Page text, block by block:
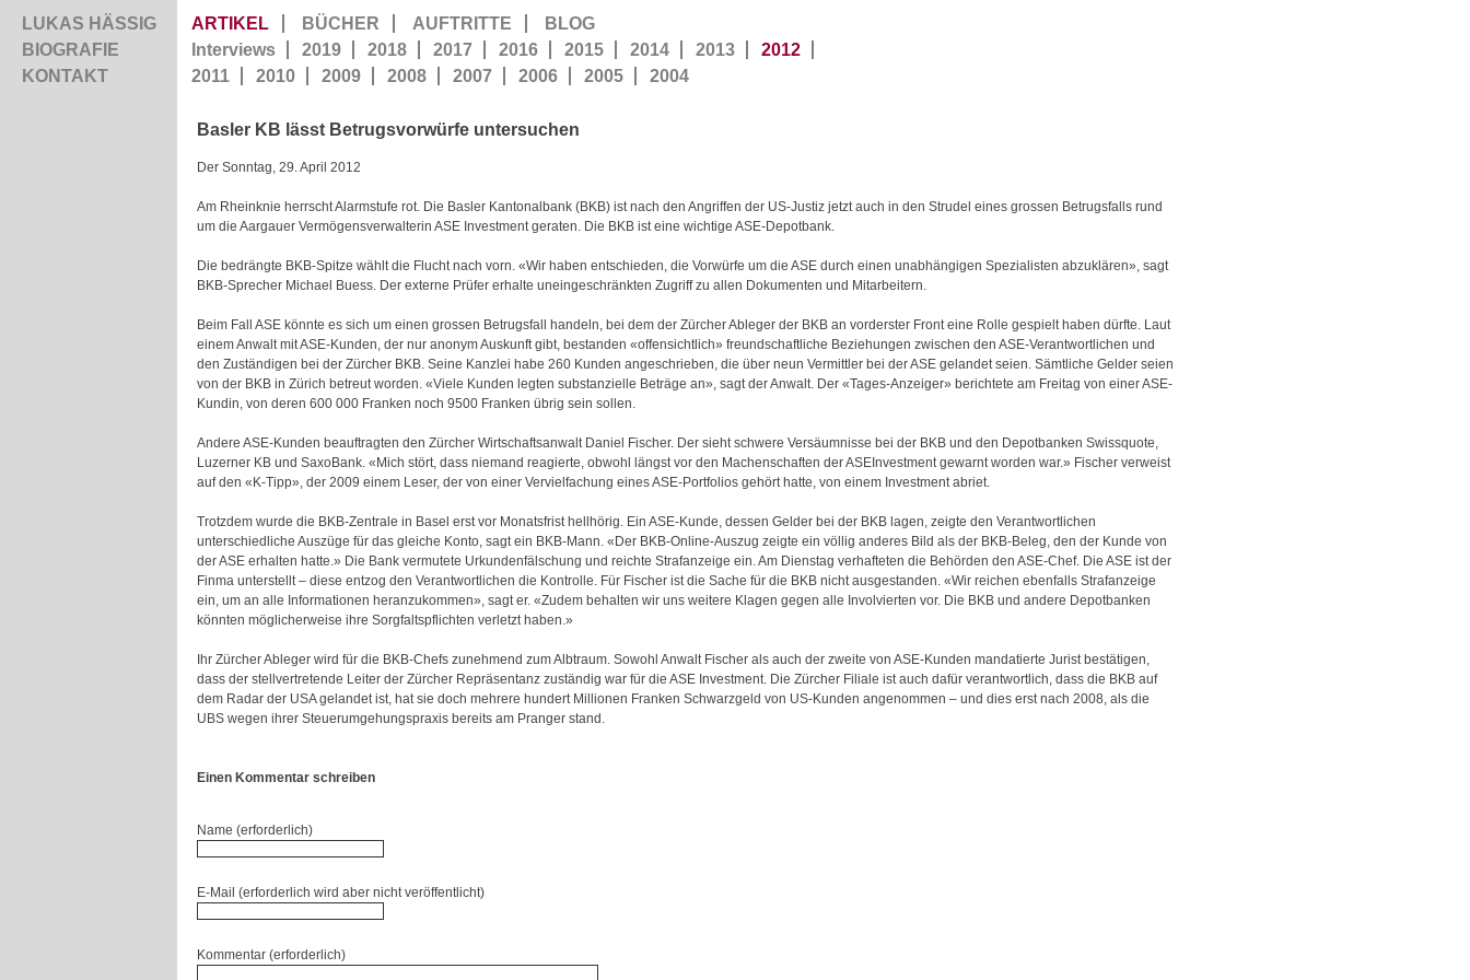
LUKAS HÄSSIG
BIOGRAFIE
KONTAKT
ARTIKEL BÜCHER AUFTRITTE
BLOG
Interviews
2019 2018 2017 2016 2015 2014 2013
2012
2011
2010 2009 2008 2007 2006 2005 2004
Basler KB lässt Betrugsvorwürfe untersuchen
Der Sonntag, 29. April 2012
Am Rheinknie herrscht Alarmstufe rot. Die Basler Kantonalbank (BKB) ist nach den Angriffen der US-Justiz jetzt auch in den Strudel eines grossen Betrugsfalls rund
um die Aargauer Vermögensverwalterin ASE Investment geraten. Die BKB ist eine wichtige ASE-Depotbank.
Die bedrängte BKB-Spitze wählt die Flucht nach vorn. «Wir haben entschieden, die Vorwürfe um die ASE durch einen unabhängigen Spezialisten abzuklären», sagt
BKB-Sprecher Michael Buess. Der externe Prüfer erhalte uneingeschränkten Zugriff zu allen Dokumenten und Mitarbeitern.
Beim Fall ASE könnte es sich um einen grossen Betrugsfall handeln, bei dem der Zürcher Ableger der BKB an vorderster Front eine Rolle gespielt haben dürfte. Laut
einem Anwalt mit ASE-Kunden, der nur anonym Auskunft gibt, bestanden «offensichtlich» freundschaftliche Beziehungen zwischen den ASE-Verantwortlichen und
den Zuständigen bei der Zürcher BKB. Seine Kanzlei habe 260 Kunden angeschrieben, die über neun Vermittler bei der ASE gelandet seien. Sämtliche Gelder seien
von der BKB in Zürich betreut worden. «Viele Kunden legten substanzielle Beträge an», sagt der Anwalt. Der «Tages-Anzeiger» berichtete am Freitag von einer ASE-
Kundin, von deren 600 000 Franken noch 9500 Franken übrig sein sollen.
Andere ASE-Kunden beauftragten den Zürcher Wirtschaftsanwalt Daniel Fischer. Der sieht schwere Versäumnisse bei der BKB und den Depotbanken Swissquote,
Luzerner KB und SaxoBank. «Mich stört, dass niemand reagierte, obwohl längst vor den Machenschaften der ASEInvestment gewarnt worden war.» Fischer verweist
auf den «K-Tipp», der 2009 einem Leser, der von einer Vervielfachung eines ASE-Portfolios gehört hatte, von einem Investment abriet.
Trotzdem wurde die BKB-Zentrale in Basel erst vor Monatsfrist hellhörig. Ein ASE-Kunde, dessen Gelder bei der BKB lagen, zeigte den Verantwortlichen
unterschiedliche Auszüge für das gleiche Konto, sagt ein BKB-Mann. «Der BKB-Online-Auszug zeigte ein völlig anderes Bild als der BKB-Beleg, den der Kunde von
der ASE erhalten hatte.» Die Bank vermutete Urkundenfälschung und reichte Strafanzeige ein. Am Dienstag verhafteten die Behörden den ASE-Chef. Die ASE ist der
Finma unterstellt – diese entzog den Verantwortlichen die Kontrolle. Für Fischer ist die Sache für die BKB nicht ausgestanden. «Wir reichen ebenfalls Strafanzeige
ein, um an alle Informationen heranzukommen», sagt er. «Zudem behalten wir uns weitere Klagen gegen alle Involvierten vor. Die BKB und andere Depotbanken
könnten möglicherweise ihre Sorgfaltspflichten verletzt haben.»
Ihr Zürcher Ableger wird für die BKB-Chefs zunehmend zum Albtraum. Sowohl Anwalt Fischer als auch der zweite von ASE-Kunden mandatierte Jurist bestätigen,
dass der stellvertretende Leiter der Zürcher Repräsentanz zuständig war für die ASE Investment. Die Zürcher Filiale ist auch dafür verantwortlich, dass die BKB auf
dem Radar der USA gelandet ist, hat sie doch mehrere hundert Millionen Franken Schwarzgeld von US-Kunden angenommen – und dies erst nach 2008, als die
UBS wegen ihrer Steuerumgehungspraxis bereits am Pranger stand.
Einen Kommentar schreiben
Name (erforderlich)
E-Mail (erforderlich wird aber nicht veröffentlicht)
Kommentar (erforderlich)